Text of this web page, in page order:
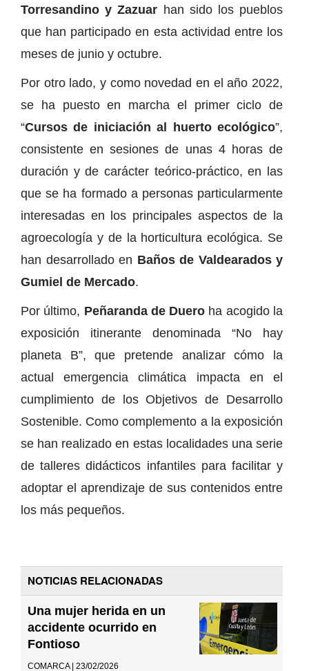
Torresandino y Zazuar han sido los pueblos
que han participado en esta actividad entre los
meses de junio y octubre.
Por otro lado, y como novedad en el año 2022,
se ha puesto en marcha el primer ciclo de
“Cursos de iniciación al huerto ecológico”,
consistente en sesiones de unas 4 horas de
duración y de carácter teórico-práctico, en las
que se ha formado a personas particularmente
interesadas en los principales aspectos de la
agroecología y de la horticultura ecológica. Se
han desarrollado en Baños de Valdearados y
Gumiel de Mercado.
Por último, Peñaranda de Duero ha acogido la
exposición itinerante denominada “No hay
planeta B”, que pretende analizar cómo la
actual emergencia climática impacta en el
cumplimiento de los Objetivos de Desarrollo
Sostenible. Como complemento a la exposición
se han realizado en estas localidades una serie
de talleres didácticos infantiles para facilitar y
adoptar el aprendizaje de sus contenidos entre
los más pequeños.
NOTICIAS RELACIONADAS
Una mujer herida en un
accidente ocurrido en
Fontioso
COMARCA | 23/02/2026